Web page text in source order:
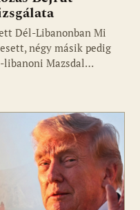
Dél-Libanonban Mi
négy másik pedig
libanoni Mazsdal…